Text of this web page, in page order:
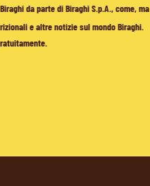
da parte di Biraghi S.p.A., come, ma
e altre notizie sul mondo Biraghi.